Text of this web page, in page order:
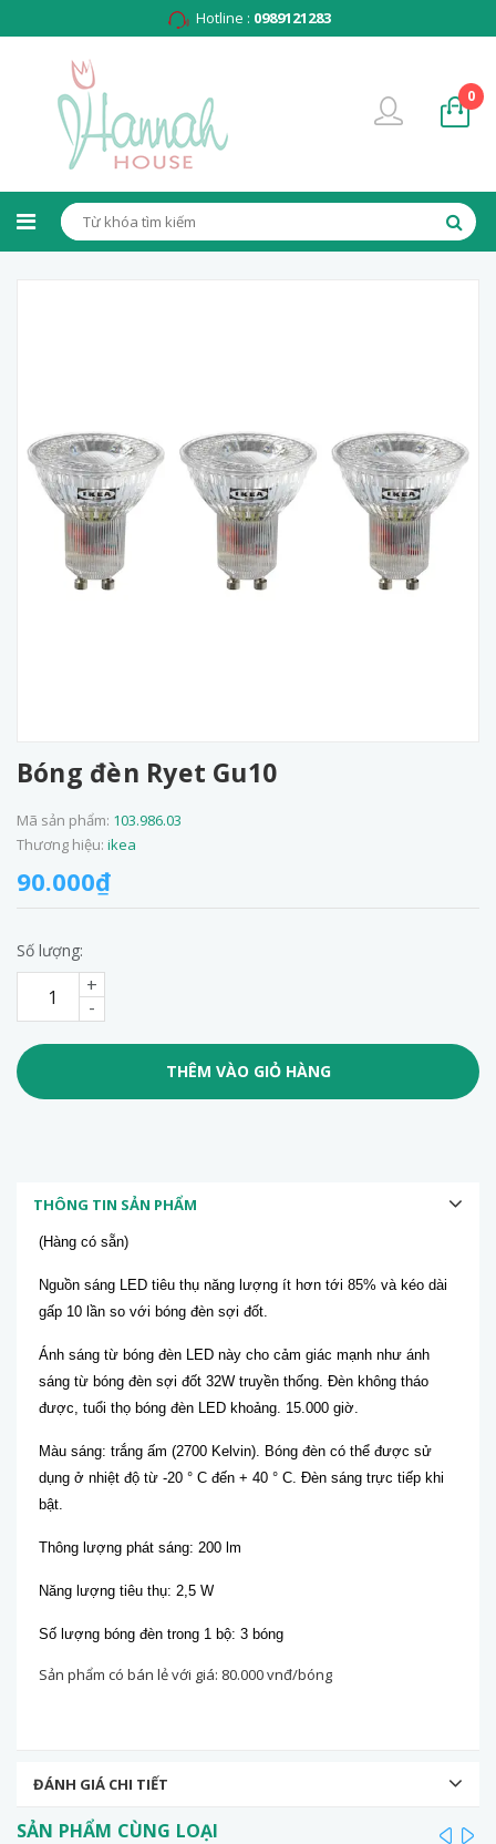
Hotline : 0989121283
0
Bóng đèn Ryet Gu10
Mã sản phẩm: 103.986.03
Thương hiệu: ikea
90.000₫
Số lượng:
-
+
THÊM VÀO GIỎ HÀNG
THÔNG TIN SẢN PHẨM
(Hàng có sẵn)
Nguồn sáng LED tiêu thụ năng lượng ít hơn tới 85% và kéo dài
gấp 10 lần so với bóng đèn sợi đốt.
Ánh sáng từ bóng đèn LED này cho cảm giác mạnh như ánh
sáng từ bóng đèn sợi đốt 32W truyền thống. Đèn không tháo
được, tuổi thọ bóng đèn LED khoảng. 15.000 giờ.
Màu sáng: trắng ấm (2700 Kelvin). Bóng đèn có thể được sử
dụng ở nhiệt độ từ -20 ° C đến + 40 ° C. Đèn sáng trực tiếp khi
bật.
Thông lượng phát sáng: 200 lm
Năng lượng tiêu thụ: 2,5 W
Số lượng bóng đèn trong 1 bộ: 3 bóng
Sản phẩm có bán lẻ với giá: 80.000 vnđ/bóng
ĐÁNH GIÁ CHI TIẾT
SẢN PHẨM CÙNG LOẠI prev